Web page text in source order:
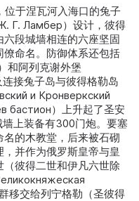
于涅瓦河入海口的兔子
Г. Ламбер）设计，彼得
段城墙相连的六座坚固
命名。防御体系还包括
和阿列克谢外堡
连接兔子岛与彼得格勒岛
и Кронверкский
бастион）上升起了圣安
上装备有300门炮。要塞
的木教堂，后来被石砌
并作为俄罗斯皇帝与皇
彼得二世和伊凡六世除
移交给列宁格勒（圣彼得